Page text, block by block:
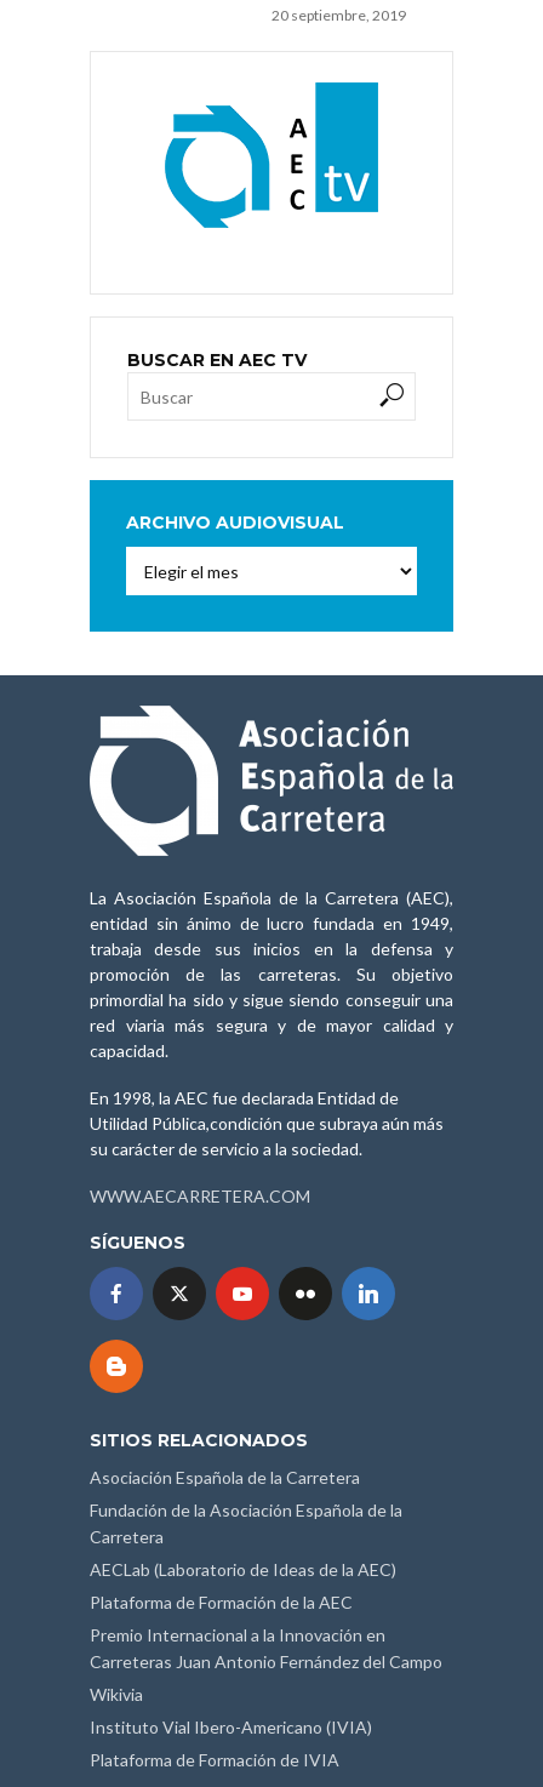
20 septiembre, 2019
BUSCAR EN AEC TV
ARCHIVO AUDIOVISUAL
Audiovisual
La Asociación Española de la Carretera (AEC),
entidad sin ánimo de lucro fundada en 1949,
trabaja desde sus inicios en la defensa y
promoción de las carreteras. Su objetivo
primordial ha sido y sigue siendo conseguir una
red viaria más segura y de mayor calidad y
capacidad.
En 1998, la AEC fue declarada Entidad de
Utilidad Pública,condición que subraya aún más
su carácter de servicio a la sociedad.
WWW.AECARRETERA.COM
SÍGUENOS
SITIOS RELACIONADOS
Asociación Española de la Carretera
Fundación de la Asociación Española de la
Carretera
AECLab (Laboratorio de Ideas de la AEC)
Plataforma de Formación de la AEC
Premio Internacional a la Innovación en
Carreteras Juan Antonio Fernández del Campo
Wikivia
Instituto Vial Ibero-Americano (IVIA)
Plataforma de Formación de IVIA